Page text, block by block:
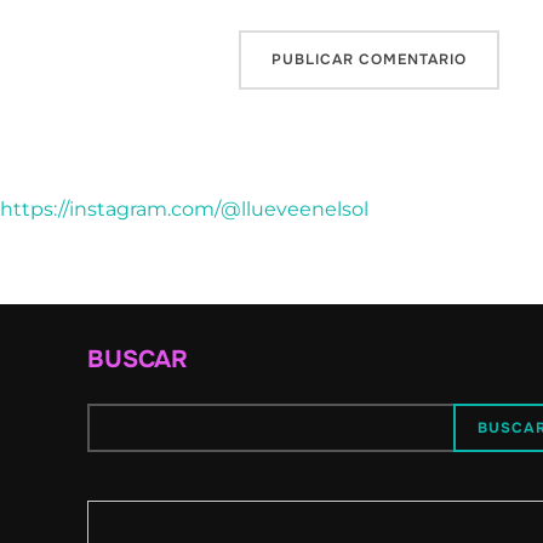
https://instagram.com/@llueveenelsol
BUSCAR